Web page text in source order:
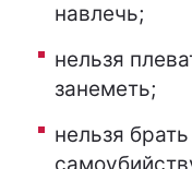
навлечь;
нельзя
занеметь;
нельзя